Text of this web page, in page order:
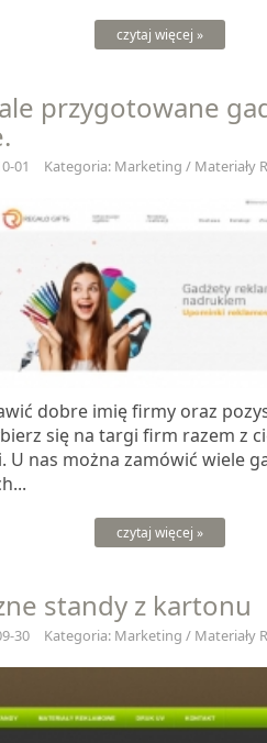
czytaj więcej »
przygotowane
01 Kategoria: Marketing / Materiały
dobre imię firmy oraz
się na targi firm razem z
U nas można zamówić wiele
czytaj więcej »
standy z kartonu
30 Kategoria: Marketing / Materiały